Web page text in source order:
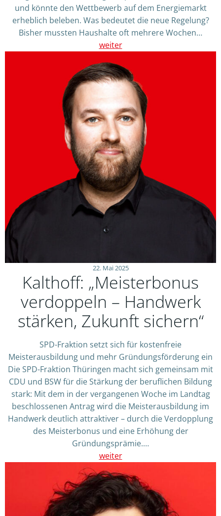
und könnte den Wettbewerb auf dem Energiemarkt
erheblich beleben. Was bedeutet die neue Regelung?
Bisher mussten Haushalte oft mehrere Wochen…
weiter
22. Mai 2025
Kalthoff: „Meisterbonus
verdoppeln – Handwerk
stärken, Zukunft sichern“
SPD-Fraktion setzt sich für kostenfreie
Meisterausbildung und mehr Gründungsförderung ein
Die SPD-Fraktion Thüringen macht sich gemeinsam mit
CDU und BSW für die Stärkung der beruflichen Bildung
stark: Mit dem in der vergangenen Woche im Landtag
beschlossenen Antrag wird die Meisterausbildung im
Handwerk deutlich attraktiver – durch die Verdopplung
des Meisterbonus und eine Erhöhung der
Gründungsprämie.…
weiter